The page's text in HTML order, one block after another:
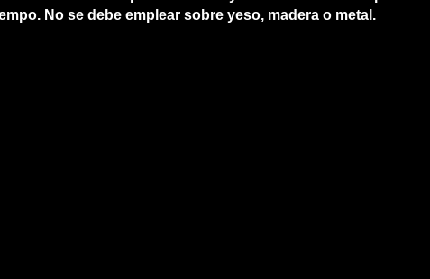
No se debe emplear sobre yeso, madera o metal.